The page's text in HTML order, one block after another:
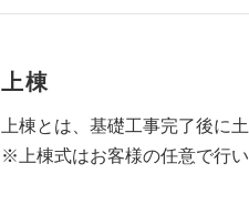
上棟
上棟とは、基礎工事完了後に
※上棟式はお客様の任意で行い